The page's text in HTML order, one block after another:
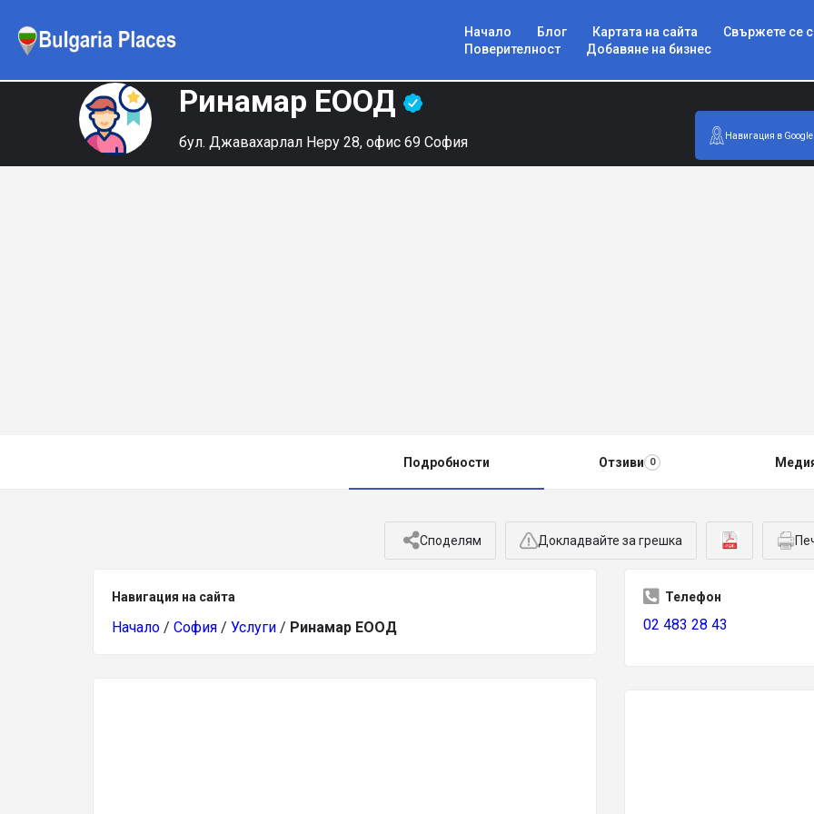
Начало Блог Картата на сайта
Свържете се
Поверителност
Добавяне на бизнес
Ринамар ЕООД
бул. Джавахарлал Неру 28, офис 69 София Навигация в Google
Подробности Отзиви 0
Споделям Докладвайте за грешка
Навигация на сайта
Начало / София / Услуги / Ринамар ЕООД
Телефон
02 483 28 43